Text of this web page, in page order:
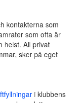
kontakterna som
som ofta är
helst. All privat
sker på eget
i klubbens